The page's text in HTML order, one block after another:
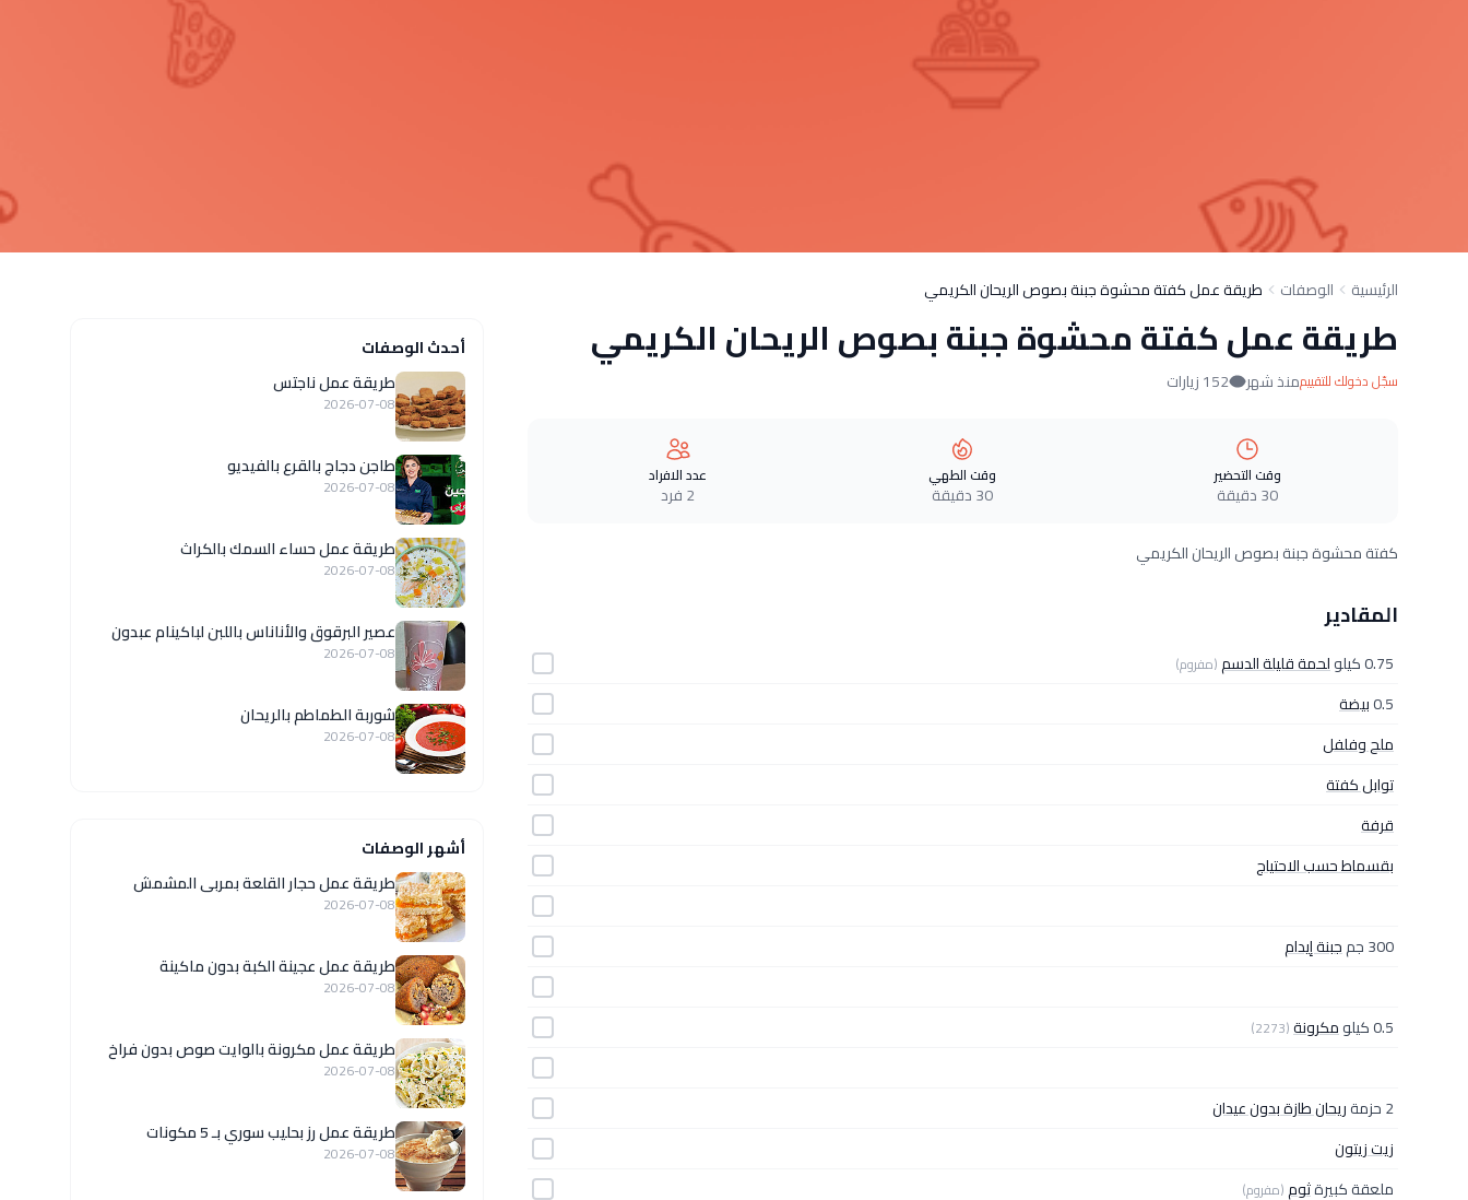
الرئيسية الوصفات طريقة عمل كفتة محشوة جبنة بصوص الريحان الكريمي
طريقة عمل كفتة محشوة جبنة بصوص الريحان الكريمي
سجّل دخولك للتقييممنذ شهر 152 زيارات
وقت التحضير
30 دقيقة
وقت الطهي
30 دقيقة
عدد الافراد
2 فرد
كفتة محشوة جبنة بصوص الريحان الكريمي
المقادير
0.75 كيلو لحمة قليلة الدسم(مفروم)
0.5بيضة
ملح وفلفل
توابل كفتة
قرفة
بقسماط حسب الاحتياج
300 جم جبنة إيدام
0.5 كيلو مكرونة(2273)
2 حزمة
ريحان طازة بدون عيدان
زيت زيتون
ملعقة كبيرةثوم(مفروم)
أحدث الوصفات
طريقة عمل ناجتس
2026-07-08
طاجن دجاج بالقرع بالفيديو
2026-07-08
طريقة عمل حساء السمك بالكراث
2026-07-08
عصير البرقوق والأناناس باللبن لباكينام عبدون
2026-07-08
شوربة الطماطم بالريحان
2026-07-08
أشهر الوصفات
طريقة عمل حجار القلعة بمربى المشمش
2026-07-08
طريقة عمل عجينة الكبة بدون ماكينة
2026-07-08
طريقة عمل مكرونة بالوايت صوص بدون فراخ
2026-07-08
طريقة عمل رز بحليب سوري بـ 5 مكونات
2026-07-08